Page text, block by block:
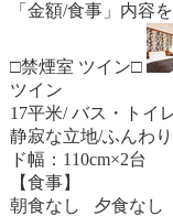
「金額/食事」内容
□禁煙室 ツイン□
ツイン
17平米/ バス・トイ
静寂な立地/ふんわ
ド幅：110cm×2台
【食事】
朝食なし 夕食なし